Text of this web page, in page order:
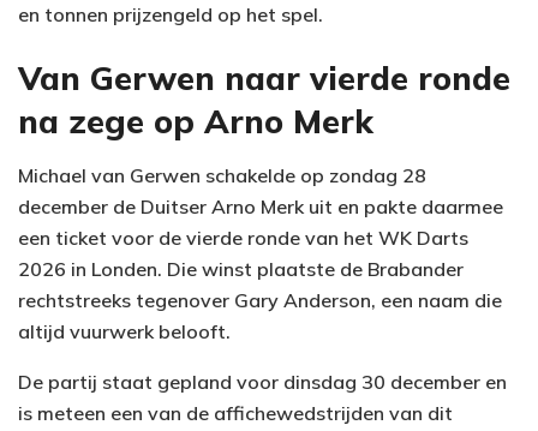
en tonnen prijzengeld op het spel.
Van Gerwen naar vierde ronde
na zege op Arno Merk
Michael van Gerwen schakelde op zondag 28
december de Duitser Arno Merk uit en pakte daarmee
een ticket voor de vierde ronde van het WK Darts
2026 in Londen. Die winst plaatste de Brabander
rechtstreeks tegenover Gary Anderson, een naam die
altijd vuurwerk belooft.
De partij staat gepland voor dinsdag 30 december en
is meteen een van de affichewedstrijden van dit